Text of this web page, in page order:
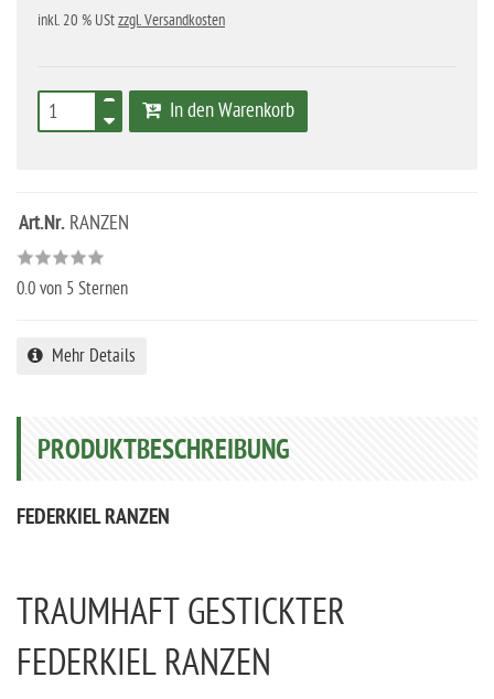
inkl. 20 % UStzzgl. Versandkosten
In den Warenkorb
Art.Nr. RANZEN
0.0 von 5 Sternen
Mehr Details
PRODUKTBESCHREIBUNG
FEDERKIEL RANZEN
TRAUMHAFT GESTICKTER
FEDERKIEL RANZEN